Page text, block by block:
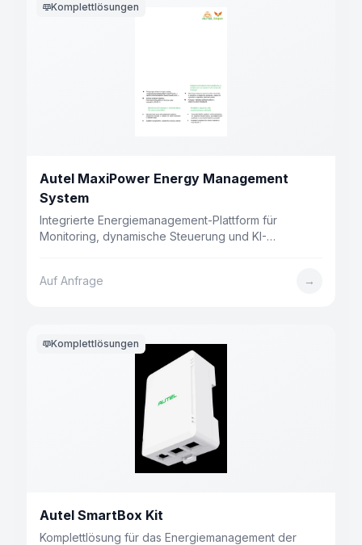
Komplettlösungen
Autel MaxiPower Energy Management
System
Integrierte Energiemanagement-Plattform für
Monitoring, dynamische Steuerung und KI-
Auf Anfrage
→
Komplettlösungen
Autel SmartBox Kit
Komplettlösung für das Energiemanagement der